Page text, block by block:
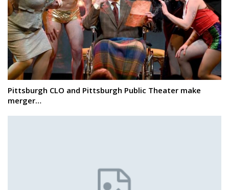
Pittsburgh CLO and Pittsburgh Public Theater make
merger…